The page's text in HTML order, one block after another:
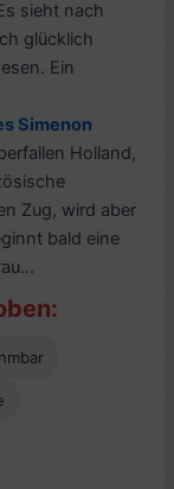
sieht nach
glücklich
Ein
Simenon
Holland,
Zug, wird aber
bald eine